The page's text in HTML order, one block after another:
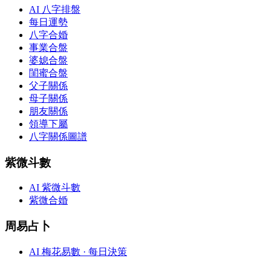
AI 八字排盤
每日運勢
八字合婚
事業合盤
婆媳合盤
閨蜜合盤
父子關係
母子關係
朋友關係
領導下屬
八字關係圖譜
紫微斗數
AI 紫微斗數
紫微合婚
周易占卜
AI 梅花易數 · 每日決策